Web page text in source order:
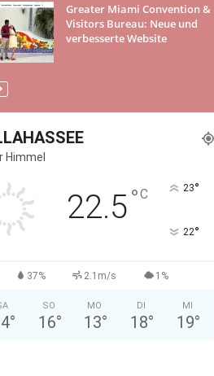
Greater Miami Convention &
Visitors Bureau: Neue und
verbesserte Website
Himmel
22.5°C 23°
22°
37% 2.1m/s 1%
°
SO
16°
MO
13°
DI
18°
MI
19°